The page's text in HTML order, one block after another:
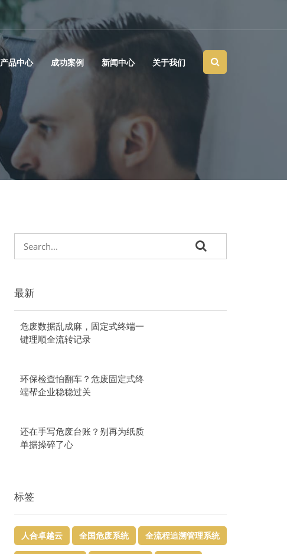
产品中心 成功案例 新闻中心 关于我们
最新
危废数据乱成麻，固定式终端一
键理顺全流转记录
环保检查怕翻车？危废固定式终
端帮企业稳稳过关
还在手写危废台账？别再为纸质
单据操碎了心
标签
人合卓越云 全国危废系统 全流程追溯管理系统